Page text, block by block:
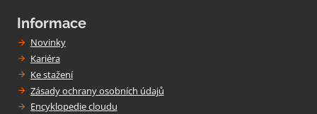
Informace
Novinky
Kariéra
Ke stažení
Zásady ochrany osobních údajů
Encyklopedie cloudu